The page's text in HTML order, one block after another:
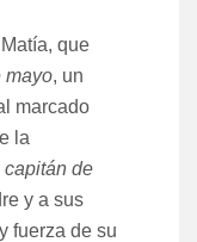
que
mayo, un
marcado
la
capitán de
y a sus
fuerza de su